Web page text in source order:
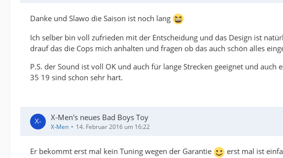
Danke und Slawo die Saison ist noch lang
Ich selber bin voll zufrieden mit der Entscheidung und das Design ist
drauf das die Cops mich anhalten und fragen ob das auch schön alles
P.S. der Sound ist voll OK und auch für lange Strecken geeignet und
35 19 sind schon sehr hart.
X-Men's neues Bad Boys Toy
X-Men 14. Februar 2016 um 16:22
Er bekommt erst mal kein Tuning wegen der Garantie erst mal ist